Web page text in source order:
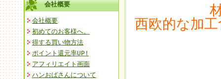
会社概要
会社概要
初めてのお客様へ。
得する買い物方法
ポイント還元率UP!
アフィリエイト画面
ハンおばさんについて
西欧的な加